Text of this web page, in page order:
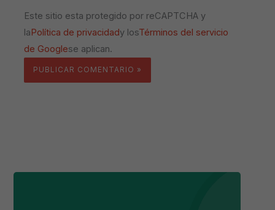
Este sitio esta protegido por reCAPTCHA y
laPolítica de privacidady losTérminos del servicio
de Googlese aplican.